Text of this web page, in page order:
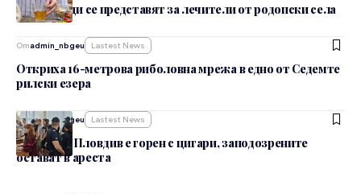
Измамници се представят за лечители от родопски села
Отadmin_nbgeu Lastest News
Откриха 16-метрова риболовна мрежа в едно от Седемте
рилски езера
Отadmin_nbgeu Lastest News
Убитият в Пловдив е горен с цигари, заподозрените
остават в ареста